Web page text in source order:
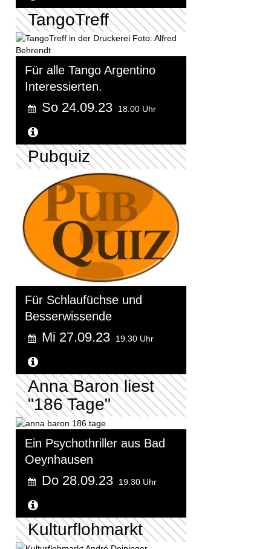
TangoTreff
Für alle Tango Argentino
Interessierten.
So 24.09.23 18.00 Uhr
Pubquiz
Für Schlaufüchse und
Besserwissende
Mi 27.09.23 19.30 Uhr
Anna Baron liest
"186 Tage"
Ein Psychothriller aus Bad
Oeynhausen
Do 28.09.23 19.30 Uhr
Kulturflohmarkt